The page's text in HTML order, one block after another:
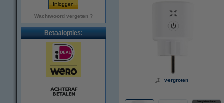
Wachtwoord vergeten ?
Betaalopties:
vergroten